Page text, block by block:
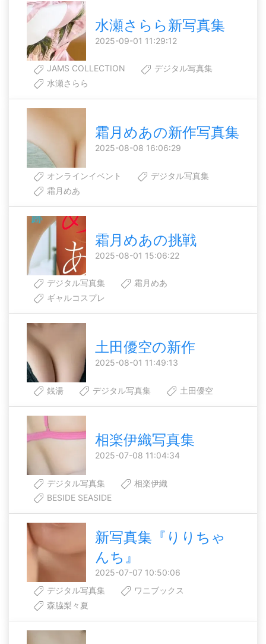
水瀬さらら新写真集
2025-09-01 11:29:12
JAMS COLLECTION
デジタル写真集
水瀬さらら
霜月めあの新作写真集
2025-08-08 16:06:29
オンラインイベント
デジタル写真集
霜月めあ
霜月めあの挑戦
2025-08-01 15:06:22
デジタル写真集
霜月めあ
ギャルコスプレ
土田優空の新作
2025-08-01 11:49:13
銭湯 デジタル写真集 土田優空
相楽伊織写真集
2025-07-08 11:04:34
デジタル写真集
相楽伊織
BESIDE SEASIDE
新写真集『りりちゃ
んち』
2025-07-07 10:50:06
デジタル写真集
ワニブックス
森脇梨々夏